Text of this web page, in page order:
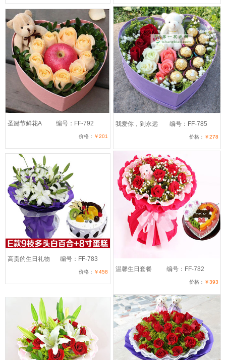
圣诞节鲜花A 编号：FF-792
价格： ￥201
我爱你，到永远 编号：FF-785
价格： ￥278
高贵的生日礼物 编号：FF-783
价格： ￥458 温馨生日套餐 编号：FF-782
价格： ￥393